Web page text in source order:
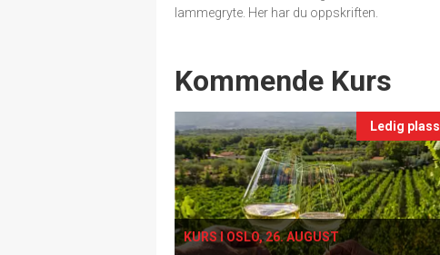
lammegryte. Her har du oppskriften.
Events
Kommende Kurs
Ledig plass
KURS I OSLO, 26. AUGUST